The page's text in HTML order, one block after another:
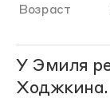
Возраст
У Эмиля
Ходжкина.